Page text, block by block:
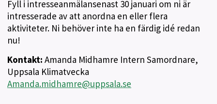
Fyll i intresseanmälansenast 30 januari om ni är
intresserade av att anordna en eller flera
aktiviteter. Ni behöver inte ha en färdig idé redan
nu!
Kontakt: Amanda Midhamre Intern Samordnare,
Uppsala Klimatvecka
Amanda.midhamre@uppsala.se